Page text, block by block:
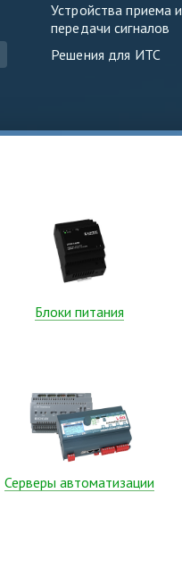
Устройства приема и
передачи сигналов
Решения для ИТС
Блоки питания
Серверы автоматизации